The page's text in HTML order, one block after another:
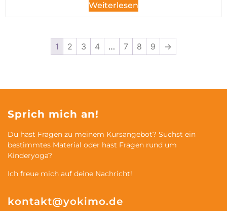
Weiterlesen
1 2 3 4 … 7 8 9 →
Sprich mich an!
Du hast Fragen zu meinem Kursangebot? Suchst ein
bestimmtes Material oder hast Fragen rund um
Kinderyoga?
Ich freue mich auf deine Nachricht!
kontakt@yokimo.de